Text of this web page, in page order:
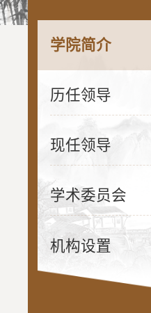
学院简介
历任领导
现任领导
学术委员会
机构设置